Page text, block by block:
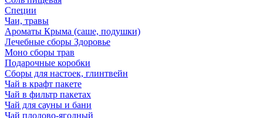
Специи
Чаи, травы
Ароматы Крыма (саше, подушки)
Лечебные сборы Здоровье
Моно сборы трав
Подарочные коробки
Сборы для настоек, глинтвейн
Чай в крафт пакете
Чай в фильтр пакетах
Чай для сауны и бани
Чай плодово-ягодный